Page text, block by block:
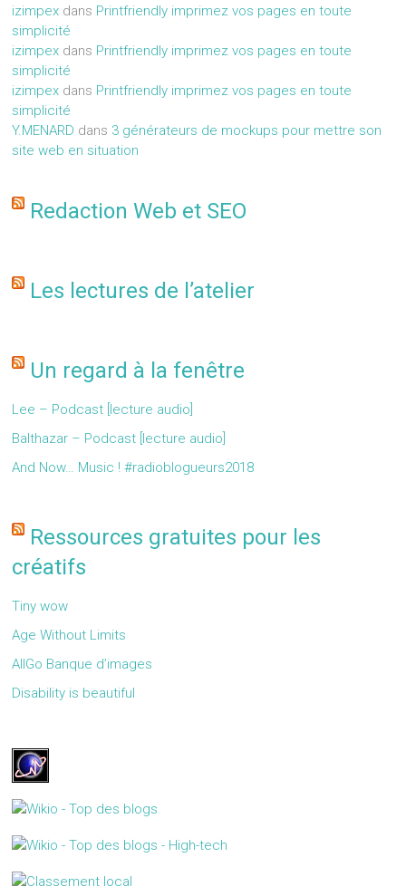
izimpex dans Printfriendly imprimez vos pages en toute
simplicité
izimpex dans Printfriendly imprimez vos pages en toute
simplicité
izimpex dans Printfriendly imprimez vos pages en toute
simplicité
Y.MENARD dans 3 générateurs de mockups pour mettre son
site web en situation
Redaction Web et SEO
Les lectures de l’atelier
Un regard à la fenêtre
Lee – Podcast [lecture audio]
Balthazar – Podcast [lecture audio]
And Now… Music ! #radioblogueurs2018
Ressources gratuites pour les
créatifs
Tiny wow
Age Without Limits
AllGo Banque d’images
Disability is beautiful